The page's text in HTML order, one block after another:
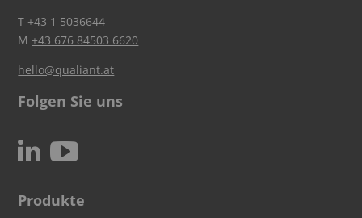
T+43 1 5036644
M+43 676 84503 6620
hello@qualiant.at
Folgen Sie uns
N c
Produkte